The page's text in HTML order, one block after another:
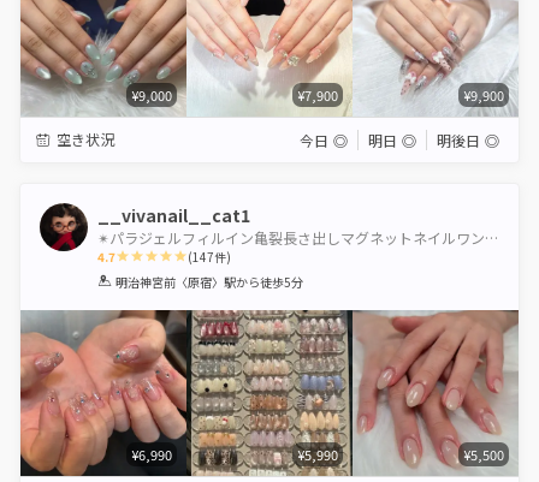
¥9,000 ¥7,900 ¥9,900
空き状況 今日 ◎ 明日 ◎ 明後日 ◎
__vivanail__cat1
✴︎パラジェルフィルイン亀裂長さ出しマグネットネイルワンホンネイルギャルネイルちゅるんネイル渋谷
4.7
1 2 3 4 5
(147件)
明治神宮前〈原宿〉駅から徒歩5分
¥6,990 ¥5,990 ¥5,500